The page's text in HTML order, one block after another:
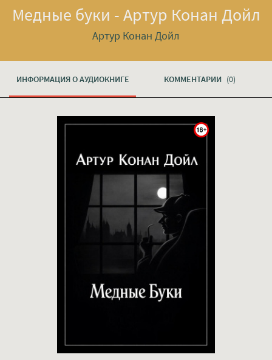
Медные буки - Артур Конан Дойл
Артур Конан Дойл
ИНФОРМАЦИЯ О АУДИОКНИГЕ КОММЕНТАРИИ (0)